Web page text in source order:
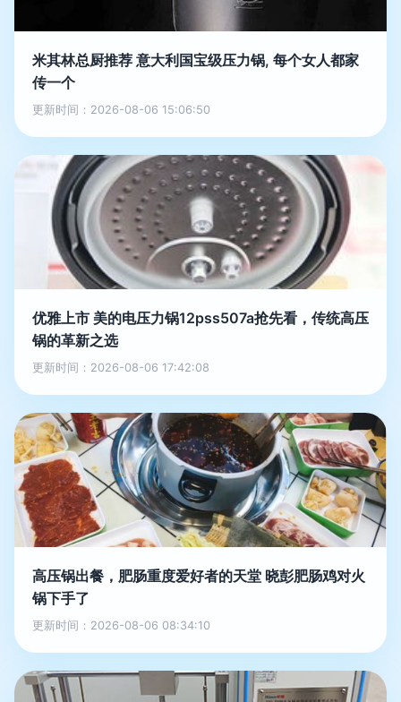
米其林总厨推荐 意大利国宝级压力锅, 每个女人都家
传一个
更新时间：2026-08-06 15:06:50
优雅上市 美的电压力锅12pss507a抢先看，传统高压
锅的革新之选
更新时间：2026-08-06 17:42:08
高压锅出餐，肥肠重度爱好者的天堂 晓彭肥肠鸡对火
锅下手了
更新时间：2026-08-06 08:34:10